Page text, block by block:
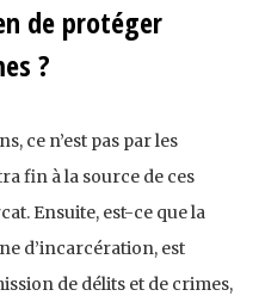
de protéger
?
ce n’est pas par les
fin à la source de ces
Ensuite, est-ce que la
d’incarcération, est
de délits et de crimes,